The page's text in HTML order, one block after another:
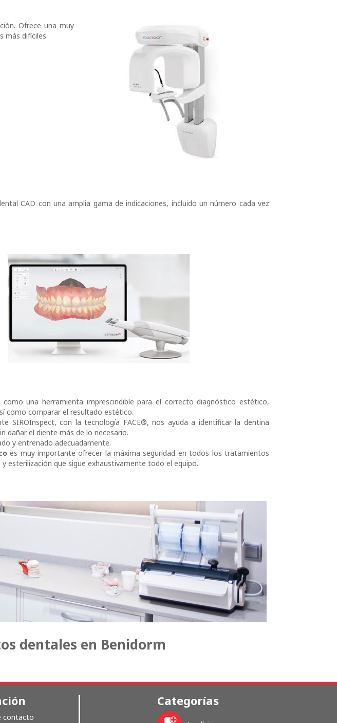
Ofrece una muy
más difíciles.
CAD con una amplia gama de indicaciones, incluido un número cada vez
una herramienta imprescindible para el correcto diagnóstico estético,
como comparar el resultado estético.
SIROInspect, con la tecnología FACE®, nos ayuda a identificar la dentina
dañar el diente más de lo necesario.
y entrenado adecuadamente.
es muy importante ofrecer la máxima seguridad en todos los tratamientos
esterilización que sigue exhaustivamente todo el equipo.
dentales en Benidorm
contacto
Categorías